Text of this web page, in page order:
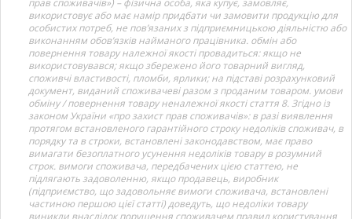
використовує або має намір придбати чи замовити продукцію для
особистих потреб, не пов’язаних з підприємницькою діяльністю або
виконанням обов’язків найманого працівника. обмін або
повернення товару належної якості провадиться: якщо не
використовувався; якщо збережено його товарний вигляд,
споживчі властивості, пломби, ярлики; на підставі розрахунковий
документ, виданий споживачеві разом з проданим товаром. умови
обміну / повернення товару неналежної якості стаття 8. Згідно із
законом України «про захист прав споживачів»: в разі виявлення
протягом встановленого гарантійного строку недоліків споживач, в
порядку та в строки, встановлені законодавством, має право
вимагати безоплатного усунення недоліків товару в розумний
строк. вимоги споживача, передбачених цією статтею, не
підлягають задоволенню, якщо продавець, виробник
(підприємство, що задовольняє вимоги споживача, встановлені
частиною першою цієї статті) доведуть, що недоліки товару
виникли внаслідок порушення споживачем правил користування